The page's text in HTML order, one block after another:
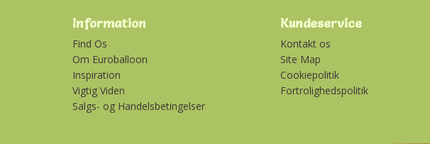
Information
Find Os
Om Euroballoon
Inspiration
Vigtig Viden
Salgs- og Handelsbetingelser
Kundeservice
Kontakt os
Site Map
Cookiepolitik
Fortrolighedspolitik